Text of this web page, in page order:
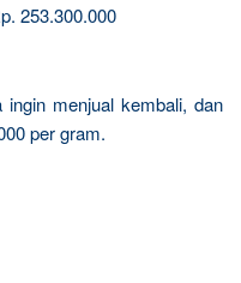
253.300.000
ingin menjual kembali, dan
per gram.